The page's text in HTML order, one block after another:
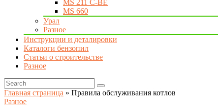
MS 211 C-BE
MS 660
Урал
Разное
Инструкции и деталировки
Каталоги бензопил
Статьи о строительстве
Разное
Главная страница » Правила обслуживания котлов
Разное